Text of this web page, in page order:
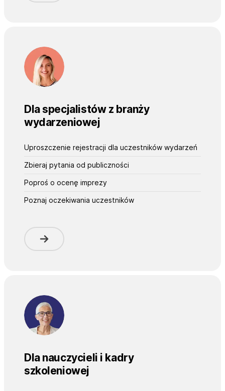
Dla specjalistów z branży
wydarzeniowej
Uproszczenie rejestracji dla uczestników wydarzeń
Zbieraj pytania od publiczności
Poproś o ocenę imprezy
Poznaj oczekiwania uczestników
Dla nauczycieli i kadry
szkoleniowej